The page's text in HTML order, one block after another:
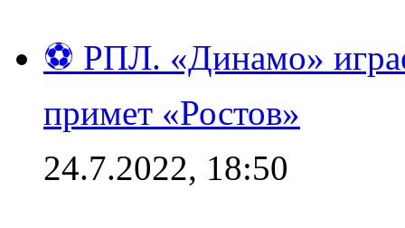
⚽ РПЛ. «Динамо»
примет «Ростов»
24.7.2022, 18:50